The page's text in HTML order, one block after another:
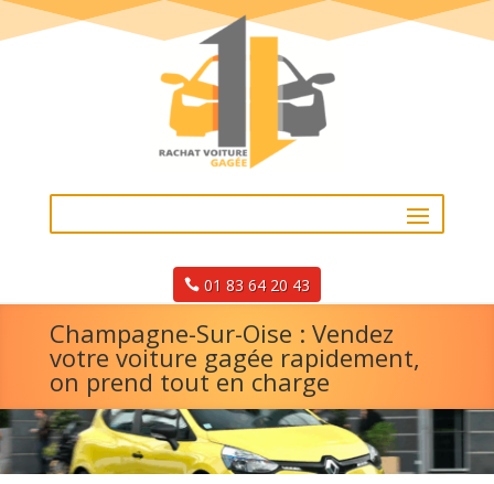
01 83 64 20 43
Champagne-Sur-Oise : Vendez
votre voiture gagée rapidement,
on prend tout en charge